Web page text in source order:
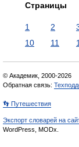
Страницы
1 2
10
11
© Академик, 2000-2026
Обратная связь:
👣 Путешествия
Экспорт словарей на
WordPress, MODx.